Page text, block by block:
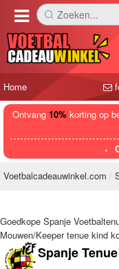
󰅼 Zoeken...
Home
Ontvang 10%korting op
Voetbalcadeauwinkel.com
Goedkope Spanje
Mouwen/Keeper tenue kind
Spanje